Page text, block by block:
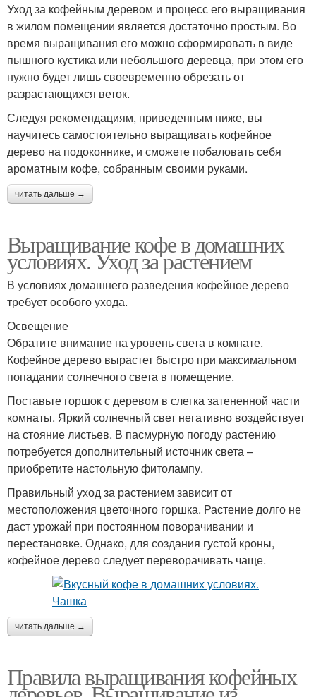
Уход за кофейным деревом и процесс его выращивания
в жилом помещении является достаточно простым. Во
время выращивания его можно сформировать в виде
пышного кустика или небольшого деревца, при этом его
нужно будет лишь своевременно обрезать от
разрастающихся веток.
Следуя рекомендациям, приведенным ниже, вы
научитесь самостоятельно выращивать кофейное
дерево на подоконнике, и сможете побаловать себя
ароматным кофе, собранным своими руками.
читать дальше →
Выращивание кофе в домашних
условиях. Уход за растением
В условиях домашнего разведения кофейное дерево
требует особого ухода.
Освещение
Обратите внимание на уровень света в комнате.
Кофейное дерево вырастет быстро при максимальном
попадании солнечного света в помещение.
Поставьте горшок с деревом в слегка затененной части
комнаты. Яркий солнечный свет негативно воздействует
на стояние листьев. В пасмурную погоду растению
потребуется дополнительный источник света –
приобретите настольную фитолампу.
Правильный уход за растением зависит от
местоположения цветочного горшка. Растение долго не
даст урожай при постоянном поворачивании и
перестановке. Однако, для создания густой кроны,
кофейное дерево следует переворачивать чаще.
читать дальше →
Правила выращивания кофейных